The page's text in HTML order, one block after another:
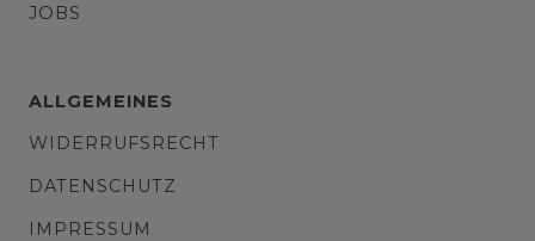
JOBS
ALLGEMEINES
WIDERRUFSRECHT
DATENSCHUTZ
IMPRESSUM